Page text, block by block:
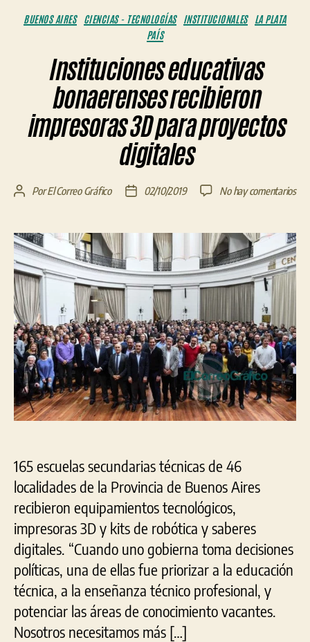
Categorías
BUENOS AIRES CIENCIAS - TECNOLOGÍAS INSTITUCIONALES
LA PLATA
PAÍS
Instituciones educativas
bonaerenses recibieron
impresoras 3D para proyectos
digitales
Autor
entrada
PorEl Correo Gráfico
Fecha
entrada
02/10/2019 No hay comentariosen
3D
165 escuelas secundarias técnicas de 46
localidades de la Provincia de Buenos Aires
recibieron equipamientos tecnológicos,
impresoras 3D y kits de robótica y saberes
digitales. “Cuando uno gobierna toma decisiones
políticas, una de ellas fue priorizar a la educación
técnica, a la enseñanza técnico profesional, y
potenciar las áreas de conocimiento vacantes.
Nosotros necesitamos más […]